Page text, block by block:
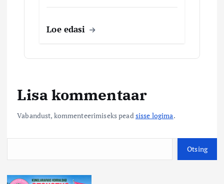
Loe edasi
Lisa kommentaar
Vabandust, kommenteerimiseks peadsisse logima.
i
Otsing